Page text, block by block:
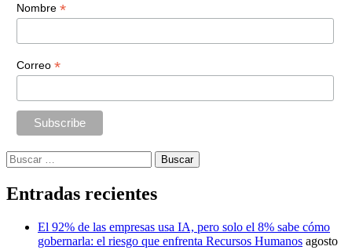
Nombre *
Correo *
Buscar:
Entradas recientes
El 92% de las empresas usa IA, pero solo el 8% sabe cómo
gobernarla: el riesgo que enfrenta Recursos Humanos agosto